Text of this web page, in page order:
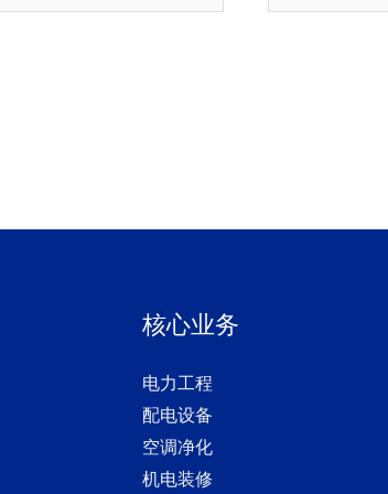
站
核心业务
电力工程
配电设备
空调净化
机电装修